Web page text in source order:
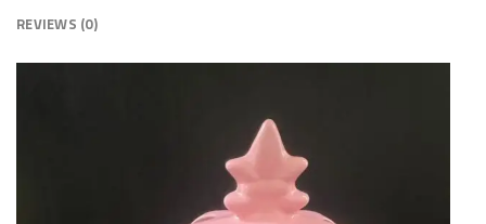
REVIEWS (0)